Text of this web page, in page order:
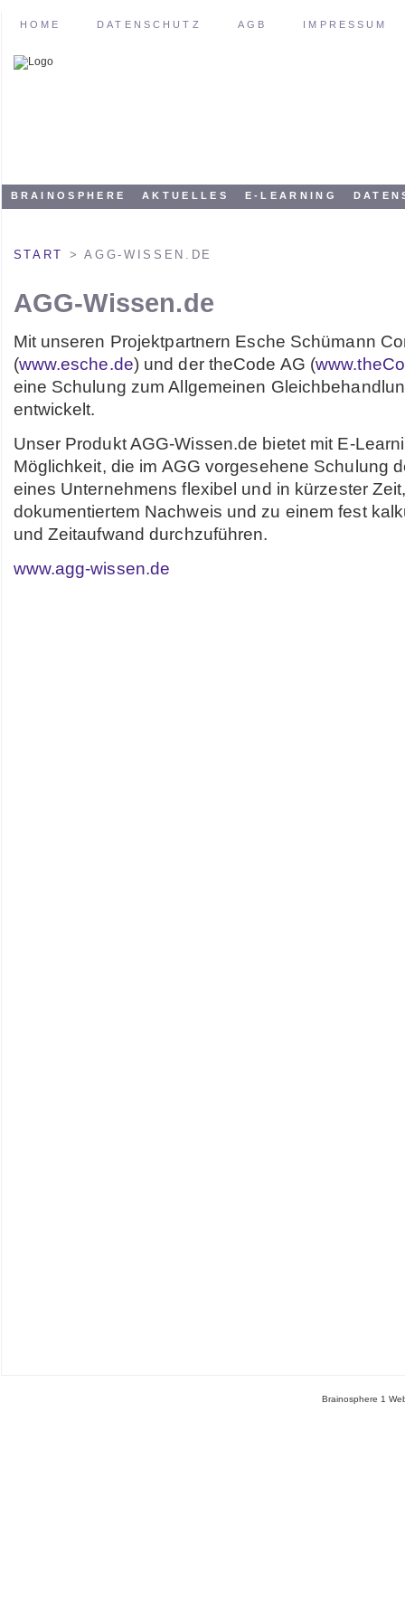
HOME DATENSCHUTZ AGB IMPRESSUM
BRAINOSPHERE AKTUELLES E-LEARNING
START > AGG-WISSEN.DE
AGG-Wissen.de
Mit unseren Projektpartnern Esche Schümann
(www.esche.de) und der theCode AG (
eine Schulung zum Allgemeinen
entwickelt.
Unser Produkt AGG-Wissen.de bietet mit E-
Möglichkeit, die im AGG vorgesehene Schulung
eines Unternehmens flexibel und in kürzester
dokumentiertem Nachweis und zu einem fest
und Zeitaufwand durchzuführen.
www.agg-wissen.de
Brainosphere 1